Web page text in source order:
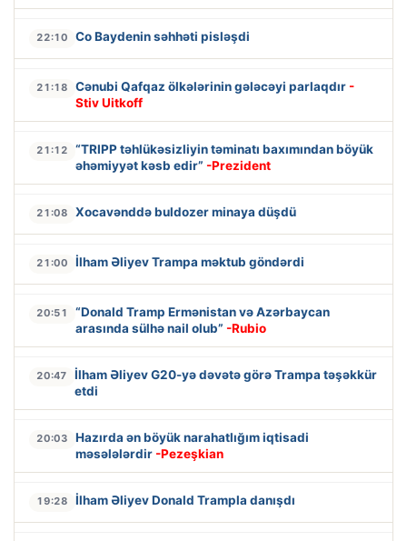
22:10 Co Baydenin səhhəti pisləşdi
21:18 Cənubi Qafqaz ölkələrinin gələcəyi parlaqdır -
Stiv Uitkoff
21:12
“TRIPP təhlükəsizliyin təminatı baxımından böyük
əhəmiyyət kəsb edir” -Prezident
21:08 Xocavənddə buldozer minaya düşdü
21:00 İlham Əliyev Trampa məktub göndərdi
20:51
“Donald Tramp Ermənistan və Azərbaycan
arasında sülhə nail olub” -Rubio
20:47
İlham Əliyev G20-yə dəvətə görə Trampa təşəkkür
etdi
20:03
Hazırda ən böyük narahatlığım iqtisadi
məsələlərdir -Pezeşkian
19:28 İlham Əliyev Donald Trampla danışdı